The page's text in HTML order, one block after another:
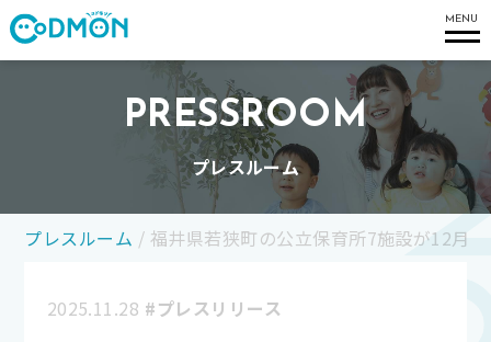
MENU
PRESSROOM
プレスルーム
プレスルーム / 福井県若狭町の公立保育所7施設が12月1
2025.11.28 #プレスリリース